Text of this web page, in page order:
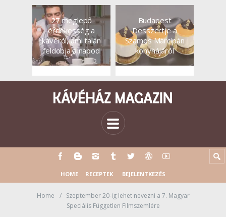
27 meglepő
érdekesség a
kávéról, ami talán
feldobja a napod
Budapest
Desszertje a
Szamos Marcipán
konyhájáról
HOME RECEPTEK BEJELENTKEZÉS
Home
Szeptember 20-ig lehet nevezni a 7. Magyar
Speciális Független Filmszemlére